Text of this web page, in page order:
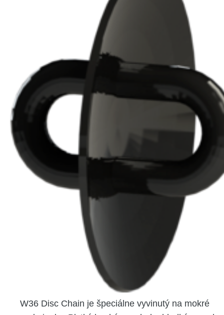
W36 Disc Chain je špeciálne vyvinutý na mokré